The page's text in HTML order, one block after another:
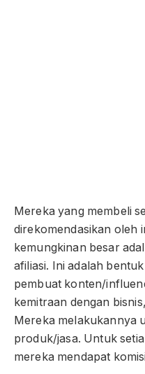
Mereka yang membeli
direkomendasikan oleh
kemungkinan besar
afiliasi. Ini adalah
pembuat konten/
kemitraan dengan
Mereka melakukannya
produk/jasa. Untuk
mereka mendapat